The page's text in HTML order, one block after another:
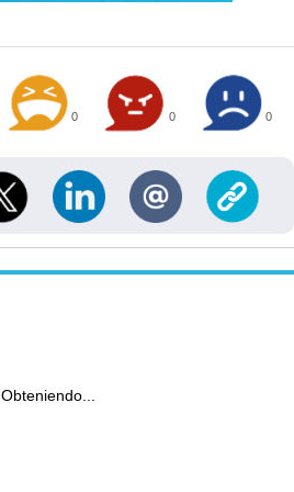
0 0 0
Obteniendo...